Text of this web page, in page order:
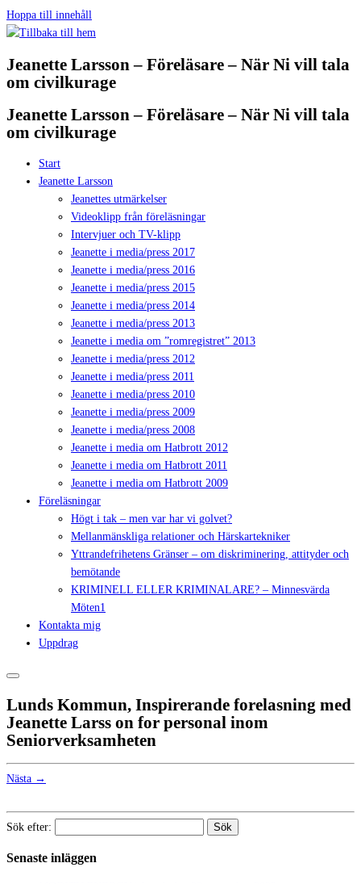
Hoppa till innehåll
Jeanette Larsson – Föreläsare – När Ni vill tala
om civilkurage
Jeanette Larsson – Föreläsare – När Ni vill tala
om civilkurage
Start
Jeanette Larsson
Jeanettes utmärkelser
Videoklipp från föreläsningar
Intervjuer och TV-klipp
Jeanette i media/press 2017
Jeanette i media/press 2016
Jeanette i media/press 2015
Jeanette i media/press 2014
Jeanette i media/press 2013
Jeanette i media om ”romregistret” 2013
Jeanette i media/press 2012
Jeanette i media/press 2011
Jeanette i media/press 2010
Jeanette i media/press 2009
Jeanette i media/press 2008
Jeanette i media om Hatbrott 2012
Jeanette i media om Hatbrott 2011
Jeanette i media om Hatbrott 2009
Föreläsningar
Högt i tak – men var har vi golvet?
Mellanmänskliga relationer och Härskartekniker
Yttrandefrihetens Gränser – om diskriminering, attityder och
bemötande
KRIMINELL ELLER KRIMINALARE? – Minnesvärda
Möten1
Kontakta mig
Uppdrag
Lunds Kommun, Inspirerande forelasning med
Jeanette Larss on for personal inom
Seniorverksamheten
Nästa →
Sök efter:
Senaste inläggen